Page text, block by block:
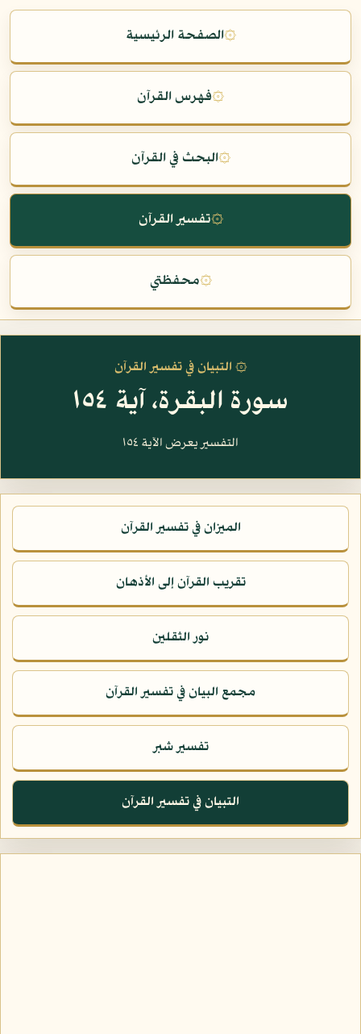
۞الصفحة الرئيسية
۞فهرس القرآن
۞البحث في القرآن
۞تفسير القرآن
۞محفظتي
۞ التبيان في تفسير القرآن
سورة البقرة، آية ١٥٤
التفسير يعرض الآية ١٥٤
الميزان في تفسير القرآن
تقريب القرآن إلى الأذهان
نور الثقلين
مجمع البيان في تفسير القرآن
تفسير شبر
التبيان في تفسير القرآن